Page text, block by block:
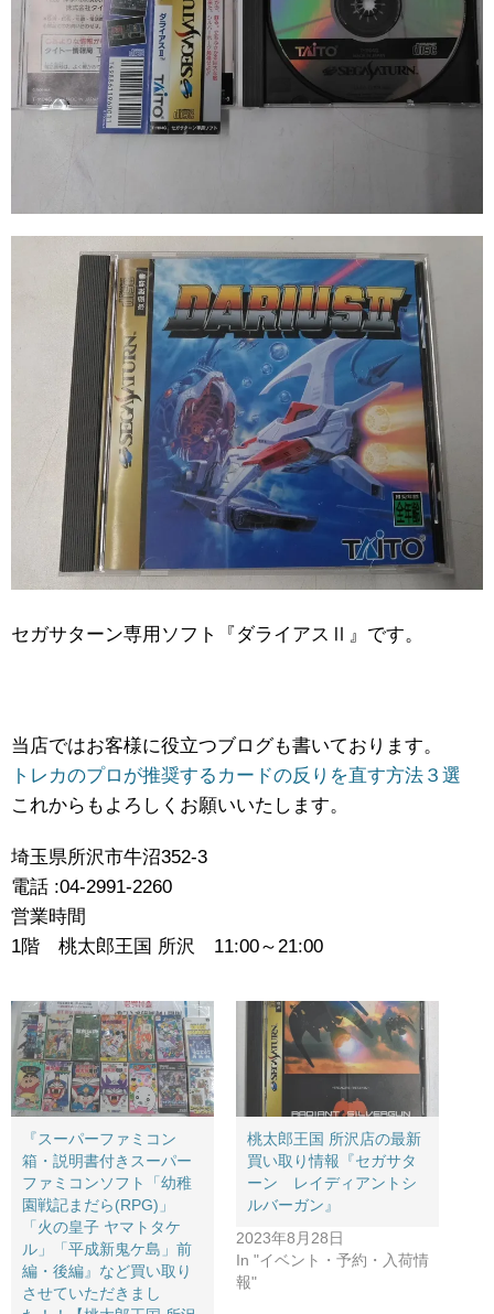
セガサターン専用ソフト『ダライアスⅡ』です。
当店ではお客様に役立つブログも書いております。
トレカのプロが推奨するカードの反りを直す方法３選
これからもよろしくお願いいたします。
埼玉県所沢市牛沼352-3
電話 :04-2991-2260
営業時間
1階 桃太郎王国 所沢 11:00～21:00
『スーパーファミコン
箱・説明書付きスーパー
ファミコンソフト「幼稚
園戦記まだら(RPG)」
「火の皇子 ヤマトタケ
ル」「平成新鬼ケ島」前
編・後編』など買い取り
させていただきまし
桃太郎王国 所沢店の最新
買い取り情報『セガサタ
ーン レイディアントシ
ルバーガン』
2023年8月28日
In "イベント・予約・入荷情
報"